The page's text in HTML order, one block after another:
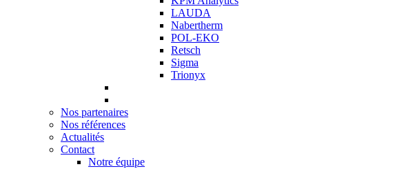
LAUDA
Nabertherm
POL-EKO
Retsch
Sigma
Trionyx
Nos partenaires
Nos références
Actualités
Contact
Notre équipe